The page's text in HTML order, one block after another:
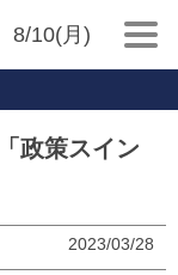
8/10(月)
政策スイン
2023/03/28